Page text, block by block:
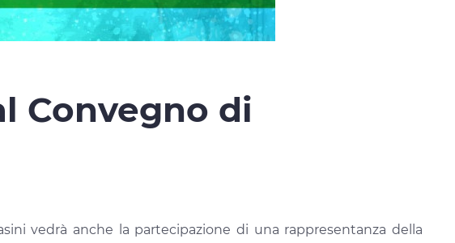
Convegno di
vedrà anche la partecipazione di una rappresentanza della